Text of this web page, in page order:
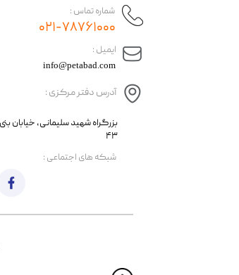
​ایمیل :
آدرس دفتر مرکزی :
info@petabad.com
۴۳
شماره تماس :
۰۲۱-۷۸۷۶۱۰۰۰
​شبکه های اجتماعی :